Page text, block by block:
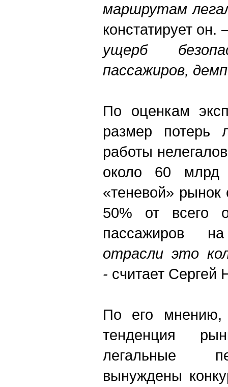
маршрутам
констатирует он.
ущерб
пассажиров,
По оценкам
размер потерь
работы
около 60 млрд
«теневой» рынок
50% от всего
пассажиров
отрасли это
- считает Сергей
По его
тенденция
легальные
вынуждены